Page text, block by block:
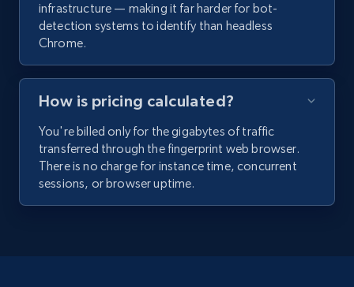
infrastructure — making it far harder for bot-
detection systems to identify than headless
Chrome.
How is pricing calculated?
You're billed only for the gigabytes of traffic
transferred through the fingerprint web browser.
There is no charge for instance time, concurrent
sessions, or browser uptime.